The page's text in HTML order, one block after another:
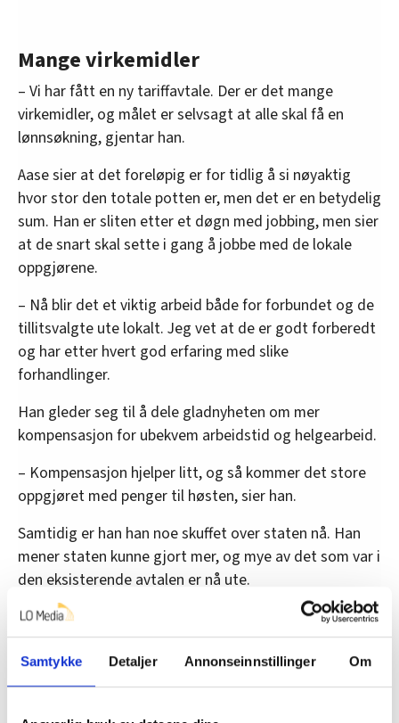
Samtykke Detaljer Annonseinnstillinger Om
Mange virkemidler
– Vi har fått en ny tariffavtale. Der er det mange
virkemidler, og målet er selvsagt at alle skal få en
lønnsøkning, gjentar han.
Aase sier at det foreløpig er for tidlig å si nøyaktig
hvor stor den totale potten er, men det er en betydelig
sum. Han er sliten etter et døgn med jobbing, men sier
at de snart skal sette i gang å jobbe med de lokale
oppgjørene.
– Nå blir det et viktig arbeid både for forbundet og de
tillitsvalgte ute lokalt. Jeg vet at de er godt forberedt
og har etter hvert god erfaring med slike
forhandlinger.
Han gleder seg til å dele gladnyheten om mer
kompensasjon for ubekvem arbeidstid og helgearbeid.
– Kompensasjon hjelper litt, og så kommer det store
oppgjøret med penger til høsten, sier han.
Samtidig er han han noe skuffet over staten nå. Han
mener staten kunne gjort mer, og mye av det som var i
den eksisterende avtalen er nå ute.
– Likevel har hensynet til medlemmene veid tyngst –
behovet for å sitte samlet rundt bordet, sikre åpenhet
og kunne følge lønnsutviklingen. Alt i alt er jeg glad for
at vi kom til enighet i dag, sier Asle Aase i NFF.